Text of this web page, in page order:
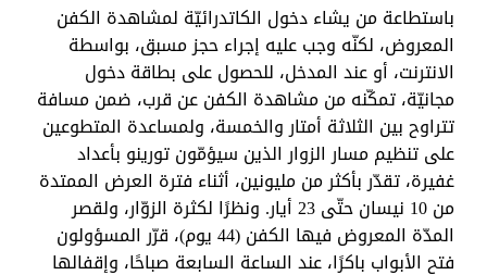
باستطاعة من يشاء دخول الكاتدرائيّة لمشاهدة الكفن
المعروض، لكنّه وجب عليه إجراء حجز مسبق، بواسطة
الانترنت، أو عند المدخل، للحصول على بطاقة دخول
مجانيّة، تمكّنه من مشاهدة الكفن عن قرب، ضمن مسافة
تتراوح بين الثلاثة أمتار والخمسة، ولمساعدة المتطوعين
على تنظيم مسار الزوار الذين سيؤمّون تورينو بأعداد
غفيرة، تقدّر بأكثر من مليونين، أثناء فترة العرض الممتدة
من 10 نيسان حتّى 23 أيار. ونظرًا لكثرة الزوّار، ولقصر
المدّة المعروض فيها الكفن (44 يوم)، قرّر المسؤولون
فتح الأبواب باكرًا، عند الساعة السابعة صباحًا، وإقفالها